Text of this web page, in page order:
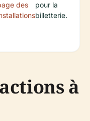
des
pour la
billetterie.
à